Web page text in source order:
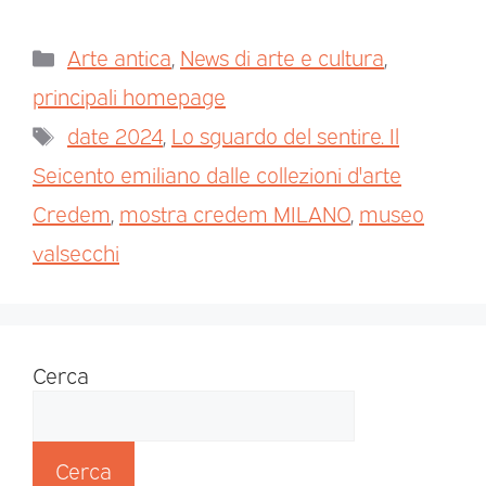
Arte antica, News di arte e cultura,
principali homepage
date 2024, Lo sguardo del sentire. Il
Seicento emiliano dalle collezioni d'arte
Credem, mostra credem MILANO, museo
valsecchi
Cerca
Cerca